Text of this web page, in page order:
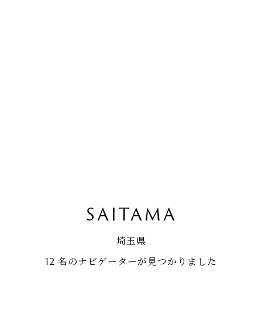
SAITAMA
埼玉県
12 名のナビゲーターが見つかりました